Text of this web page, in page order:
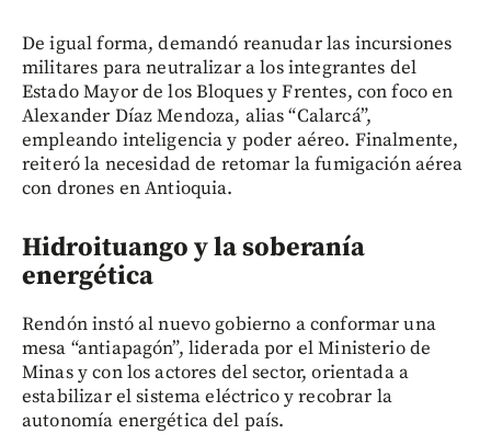
De igual forma, demandó reanudar las incursiones
militares para neutralizar a los integrantes del
Estado Mayor de los Bloques y Frentes, con foco en
Alexander Díaz Mendoza, alias “Calarcá”,
empleando inteligencia y poder aéreo. Finalmente,
reiteró la necesidad de retomar la fumigación aérea
con drones en Antioquia.
Hidroituango y la soberanía
energética
Rendón instó al nuevo gobierno a conformar una
mesa “antiapagón”, liderada por el Ministerio de
Minas y con los actores del sector, orientada a
estabilizar el sistema eléctrico y recobrar la
autonomía energética del país.